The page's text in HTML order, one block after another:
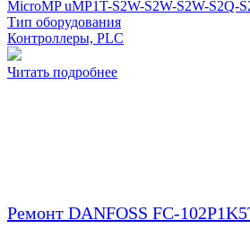
MicroMP uMP1T-S2W-S2W-S2W-S2Q-
Тип оборудования
Контроллеры, PLC
Читать подробнее
Ремонт DANFOSS FC-